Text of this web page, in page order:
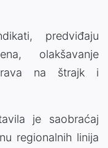
predviđaju
olakšavanje
na štrajk i
je saobraćaj
regionalnih linija